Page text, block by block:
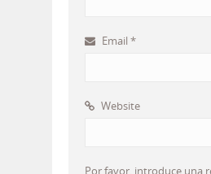
Email *
Website
Por favor, introduce una